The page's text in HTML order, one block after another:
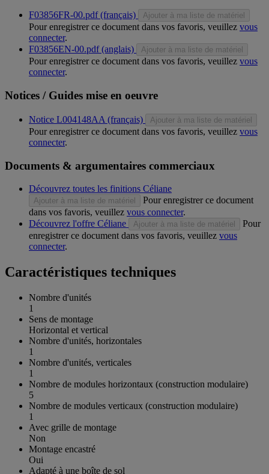
F03856FR-00.pdf (français) Ajouter à ma liste de matériel
Pour enregistrer ce document dans vos favoris, veuillez vous
connecter.
F03856EN-00.pdf (anglais)
Ajouter à ma liste de matériel
Pour enregistrer ce document dans vos favoris, veuillez vous
connecter.
Notices / Guides mise en oeuvre
Notice L004148AA (français) Ajouter à ma liste de matériel
Pour enregistrer ce document dans vos favoris, veuillez vous
connecter.
Documents & argumentaires commerciaux
Découvrez toutes les finitions Céliane
Ajouter à ma liste de matériel
Pour enregistrer ce document
dans vos favoris, veuillez vous connecter.
Découvrez l'offre Céliane
Ajouter à ma liste de matériel
Pour
enregistrer ce document dans vos favoris, veuillez vous
connecter.
Caractéristiques techniques
Nombre d'unités
1
Sens de montage
Horizontal et vertical
Nombre d'unités, horizontales
1
Nombre d'unités, verticales
1
Nombre de modules horizontaux (construction modulaire)
5
Nombre de modules verticaux (construction modulaire)
1
Avec grille de montage
Non
Montage encastré
Oui
Adapté à une boîte de sol